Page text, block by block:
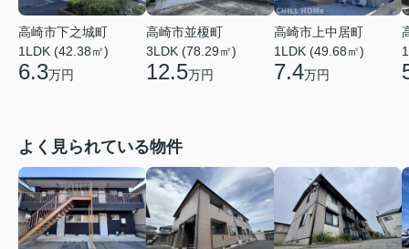
高崎市下之城町
1LDK (42.38㎡)
6.3万円
高崎市並榎町
3LDK (78.29㎡)
12.5万円
高崎市上中居町
1LDK (49.68㎡)
7.4万円
よく見られている物件